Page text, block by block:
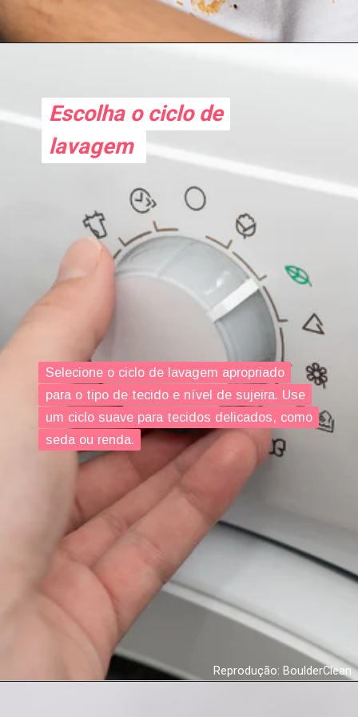
Selecione o ciclo de lavagem apropriado
para o tipo de tecido e nível de sujeira. Use
um ciclo suave para tecidos delicados, como
seda ou renda.
Selecione o ciclo de lavagem apropriado
para o tipo de tecido e nível de sujeira. Use
um ciclo suave para tecidos delicados, como
seda ou renda.
Escolha o ciclo de
lavagem
Escolha o ciclo de
lavagem
Reprodução: BoulderClean